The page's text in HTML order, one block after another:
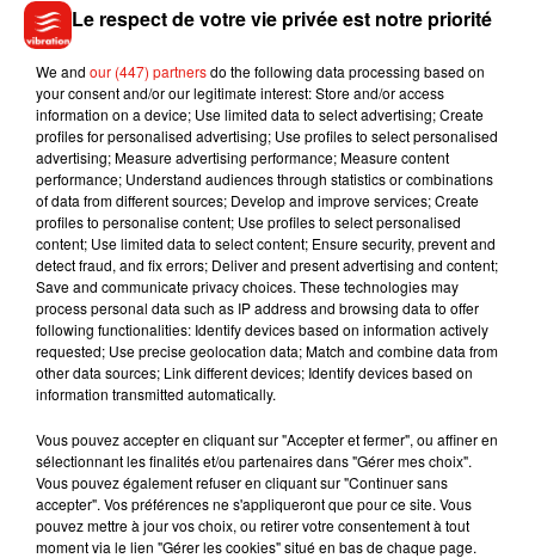
Madonna sort enfin le remix de « Love
Sensation » avec Kylie Minogue
7 août 2026
Tayc et Didi B dévoilent le single le plus
dansant de l’année
7 août 2026
Angèle et Amélie Lens dévoilent leur
collaboration tant attendue
5 août 2026
Benny Blanco invite Selena Gomez et
Becky G sur son nouveau single
Le respect de votre vie privée est notre priorité
We and our (447) partnersdo the following data processing based on
your consent and/or our legitimate interest: Store and/or access
information on a device; Use limited data to select advertising; Create
profiles for personalised advertising; Use profiles to select personalised
advertising; Measure advertising performance; Measure content
performance; Understand audiences through statistics or combinations
of data from different sources; Develop and improve services; Create
profiles to personalise content; Use profiles to select personalised
content; Use limited data to select content; Ensure security, prevent and
detect fraud, and fix errors; Deliver and present advertising and content;
Save and communicate privacy choices. These technologies may
process personal data such as IP address and browsing data to offer
following functionalities: Identify devices based on information actively
requested; Use precise geolocation data; Match and combine data from
other data sources; Link different devices; Identify devices based on
information transmitted automatically.
Vous pouvez accepter en cliquant sur "Accepter et fermer", ou affiner en
sélectionnant les finalités et/ou partenaires dans "Gérer mes choix".
Vous pouvez également refuser en cliquant sur "Continuer sans
accepter". Vos préférences ne s'appliqueront que pour ce site. Vous
pouvez mettre à jour vos choix, ou retirer votre consentement à tout
moment via le lien "Gérer les cookies" situé en bas de chaque page.